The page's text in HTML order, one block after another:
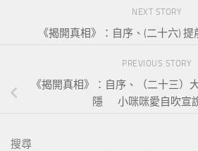
NEXT STORY
《揭開真相》：自序、(二十六)
PREVIOUS STORY
《揭開真相》：自序、（二十三）
隱 小咪咪愛自吹宣
搜尋